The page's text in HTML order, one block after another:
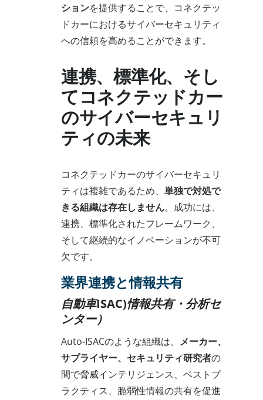
ションを提供することで、コネクテッ
ドカーにおけるサイバーセキュリティ
への信頼を高めることができます。
連携、標準化、そし
てコネクテッドカー
のサイバーセキュリ
ティの未来
コネクテッドカーのサイバーセキュリ
ティは複雑であるため、 単独で対処で
きる組織は存在しません。成功には、
連携、標準化されたフレームワーク、
そして継続的なイノベーションが不可
欠です。
業界連携と情報共有
自動車ISAC)情報共有・分析セ
ンター）
Auto-ISACのような組織は、 メーカー、
サプライヤー、セキュリティ研究者の
間で脅威インテリジェンス、ベストプ
ラクティス、脆弱性情報の共有を促進